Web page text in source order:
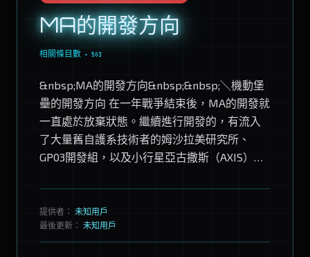
MA的開發方向
相關條目數 • 503
&nbsp;MA的開發方向&nbsp;&nbsp;＼機動堡
壘的開發方向 在一年戰爭結束後，MA的開發就
一直處於放棄狀態。繼續進行開發的，有流入
了大量舊自護系技術者的姆沙拉美研究所、
GP03開發組，以及小行星亞古撒斯（AXIS）的
提供者： 未知用戶
最後更新： 未知用戶